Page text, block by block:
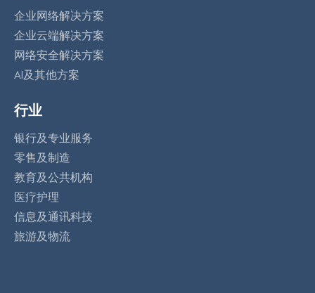
企业网络解决方案
企业云端解决方案
网络安全解决方案
AI及其他方案
行业
银行及专业服务
零售及制造
教育及公共机构
医疗护理
信息及通讯科技
旅游及物流